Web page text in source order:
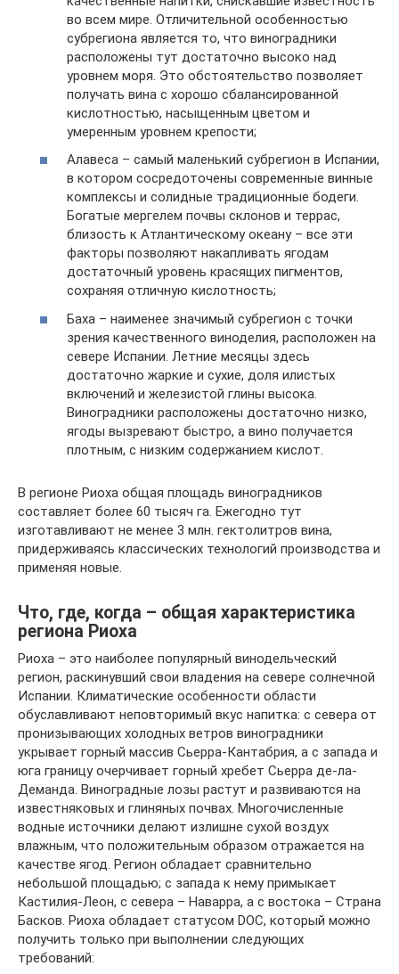
во всем мире. Отличительной особенностью
субрегиона является то, что виноградники
расположены тут достаточно высоко над
уровнем моря. Это обстоятельство позволяет
получать вина с хорошо сбалансированной
кислотностью, насыщенным цветом и
умеренным уровнем крепости;
Алавеса – самый маленький субрегион в Испании,
в котором сосредоточены современные винные
комплексы и солидные традиционные бодеги.
Богатые мергелем почвы склонов и террас,
близость к Атлантическому океану – все эти
факторы позволяют накапливать ягодам
достаточный уровень красящих пигментов,
сохраняя отличную кислотность;
Баха – наименее значимый субрегион с точки
зрения качественного виноделия, расположен на
севере Испании. Летние месяцы здесь
достаточно жаркие и сухие, доля илистых
включений и железистой глины высока.
Виноградники расположены достаточно низко,
ягоды вызревают быстро, а вино получается
плотным, с низким содержанием кислот.
В регионе Риоха общая площадь виноградников
составляет более 60 тысяч га. Ежегодно тут
изготавливают не менее 3 млн. гектолитров вина,
придерживаясь классических технологий производства и
применяя новые.
Что, где, когда – общая характеристика
региона Риоха
Риоха – это наиболее популярный винодельческий
регион, раскинувший свои владения на севере солнечной
Испании. Климатические особенности области
обуславливают неповторимый вкус напитка: с севера от
пронизывающих холодных ветров виноградники
укрывает горный массив Сьерра-Кантабрия, а с запада и
юга границу очерчивает горный хребет Сьерра де-ла-
Деманда. Виноградные лозы растут и развиваются на
известняковых и глиняных почвах. Многочисленные
водные источники делают излишне сухой воздух
влажным, что положительным образом отражается на
качестве ягод. Регион обладает сравнительно
небольшой площадью; с запада к нему примыкает
Кастилия-Леон, с севера – Наварра, а с востока – Страна
Басков. Риоха обладает статусом DOC, который можно
получить только при выполнении следующих
требований: